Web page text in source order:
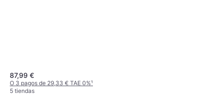
87,99 €
O 3 pagos de 29,33 € TAE 0%¹
5 tiendas